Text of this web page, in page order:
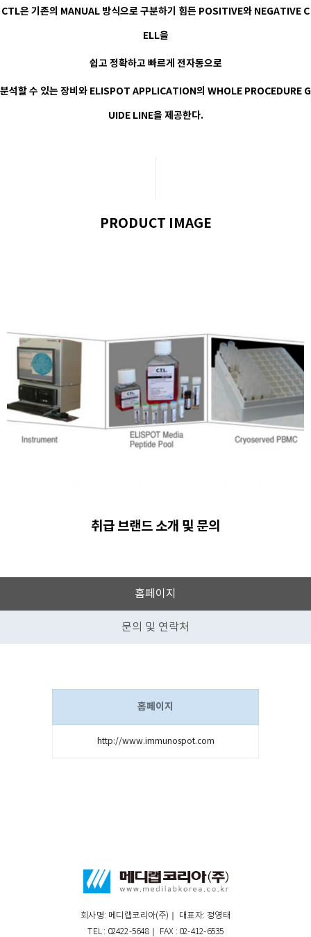
CTL은 기존의 MANUAL 방식으로 구분하기 힘든 POSITIVE와 NEGATIVE C
ELL을
쉽고 정확하고 빠르게 전자동으로
분석할 수 있는 장비와 ELISPOT APPLICATION의 WHOLE PROCEDURE G
UIDE LINE을 제공한다.
PRODUCT IMAGE
취급 브랜드 소개 및 문의
홈페이지
문의 및 연락처
홈페이지
http://www.immunospot.com
회사명: 메디랩코리아(주)｜ 대표자: 정영태
TEL : 02422-5648｜ FAX : 02-412-6535